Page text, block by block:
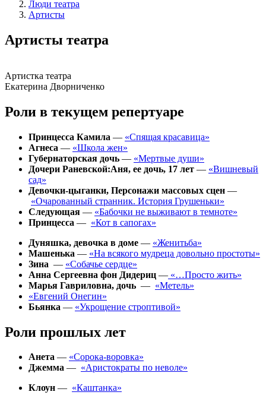
Люди театра
Артисты
Артисты театра
Артистка театра
Екатерина Дворниченко
Роли в текущем репертуаре
Принцесса Камила — «Спящая красавица»
Агнеса — «Школа жен»
Губернаторская дочь — «Мертвые души»
Дочери Раневской:Аня, ее дочь, 17 лет — «Вишневый
сад»
Девочки-цыганки, Персонажи массовых сцен —
«Очарованный странник. История Грушеньки»
Следующая — «Бабочки не выживают в темноте»
Принцесса — «Кот в сапогах»
Дуняшка, девочка в доме — «Женитьба»
Машенька — «На всякого мудреца довольно простоты»
Зина — «Собачье сердце»
Анна Сергеевна фон Дидериц — «…Просто жить»
Марья Гавриловна, дочь — «Метель»
«Евгений Онегин»
Бьянка — «Укрощение строптивой»
Роли прошлых лет
Анета — «Сорока-воровка»
Джемма — «Аристократы по неволе»
Клоун — «Каштанка»